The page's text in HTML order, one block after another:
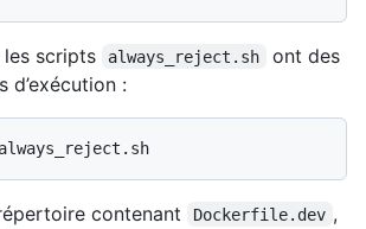
scripts always_reject.sh
ont des
d’exécution :
contenant Dockerfile.dev ,